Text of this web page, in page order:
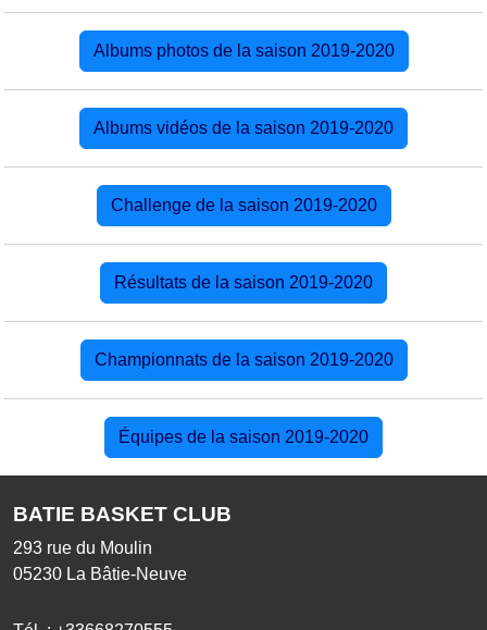
Albums photos de la saison 2019-2020
Albums vidéos de la saison 2019-2020
Challenge de la saison 2019-2020
Résultats de la saison 2019-2020
Championnats de la saison 2019-2020
Équipes de la saison 2019-2020
BATIE BASKET CLUB
293 rue du Moulin
05230 La Bâtie-Neuve